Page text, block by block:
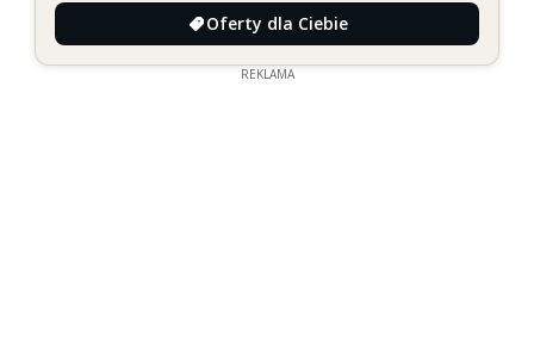
Oferty dla Ciebie
REKLAMA